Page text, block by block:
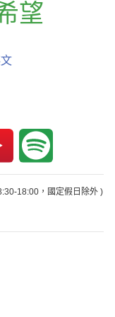
望
18:00，國定假日除外 )